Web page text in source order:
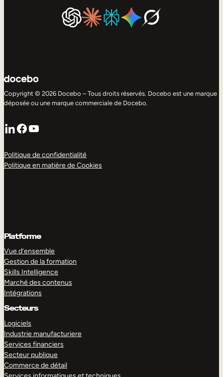
Copyright © 2026 Docebo – Tous droits réservés. Docebo est une marque
déposée ou une marque commerciale de Docebo.
LinkedIn
Facebook
YouTube
Politique de confidentialité
Politique en matière de Cookies
Platforme
Vue d’ensemble
Gestion de la formation
Skills Intelligence
Marché des contenus
Intégrations
Secteurs
Logiciels
Industrie manufacturiere
Services financiers
Secteur publique
Commerce de détail